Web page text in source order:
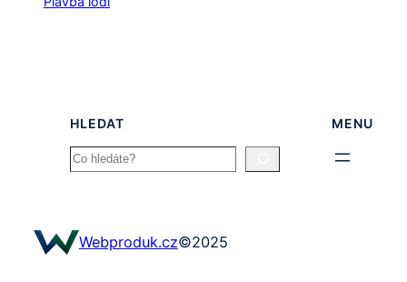
HLEDAT
Search
MENU
Webproduk.cz©2025